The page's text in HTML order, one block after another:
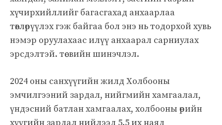
хүчирхийллийг багасгахад анхаарлаа
төвлөрүүлэх гэж байгаа бол энэ нь тодорхой хувь
нэмэр оруулахаас илүү анхаарал сарниулах
эрсдэлтэй. төсвийн шинэчлэл.
2024 оны санхүүгийн жилд Холбооны
эмчилгээний зардал, нийгмийн хамгаалал,
үндэсний батлан ​​хамгаалах, холбооны өрийн
хүүгийн зардал нийлээд 5.5 их наяд